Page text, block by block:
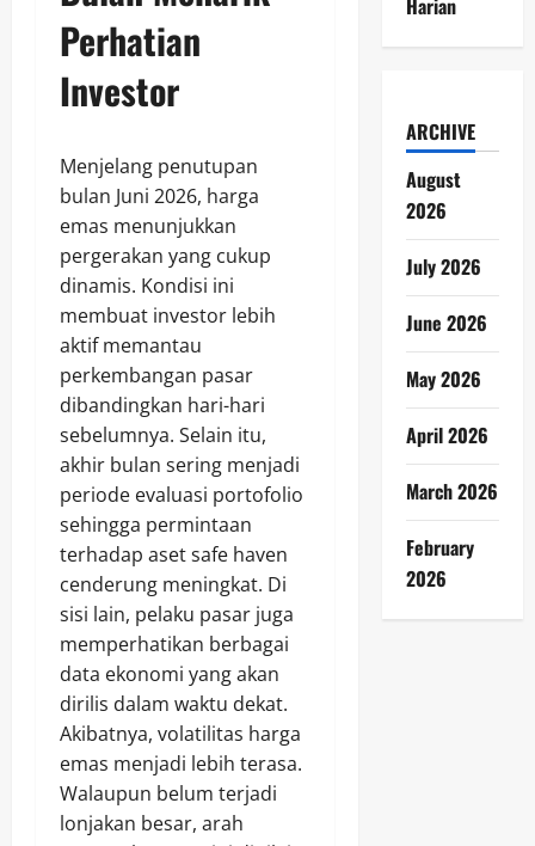
Perhatian
Investor
Menjelang penutupan
bulan Juni 2026, harga
emas menunjukkan
pergerakan yang cukup
dinamis. Kondisi ini
membuat investor lebih
aktif memantau
perkembangan pasar
dibandingkan hari-hari
sebelumnya. Selain itu,
akhir bulan sering menjadi
periode evaluasi portofolio
sehingga permintaan
terhadap aset safe haven
cenderung meningkat. Di
sisi lain, pelaku pasar juga
memperhatikan berbagai
data ekonomi yang akan
dirilis dalam waktu dekat.
Akibatnya, volatilitas harga
emas menjadi lebih terasa.
Walaupun belum terjadi
lonjakan besar, arah
ARCHIVE
August
2026
July 2026
June 2026
May 2026
April 2026
March 2026
February
2026